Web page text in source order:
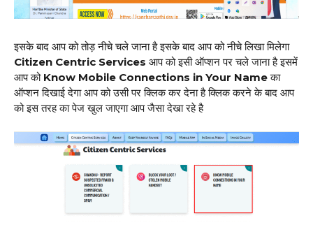
इसके बाद आप को तोड़ नीचे चले जाना है इसके बाद आप को नीचे लिखा मिलेगा
Citizen Centric Services आप को इसी ऑप्शन पर चले जाना है इसमें
आप को Know Mobile Connections in Your Nameका
ऑप्शन दिखाई देगा आप को उसी पर क्लिक कर देना है क्लिक करने के बाद आप
को इस तरह का पेज खुल जाएगा आप जैसा देखा रहे है